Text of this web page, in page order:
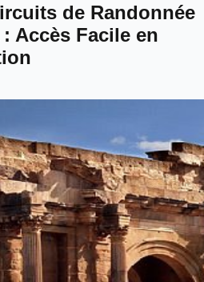
de Randonnée
Accès Facile en